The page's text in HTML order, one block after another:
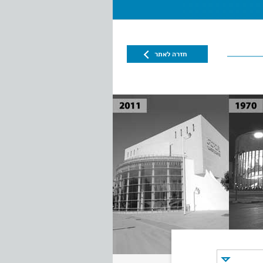
חזרה לאתר